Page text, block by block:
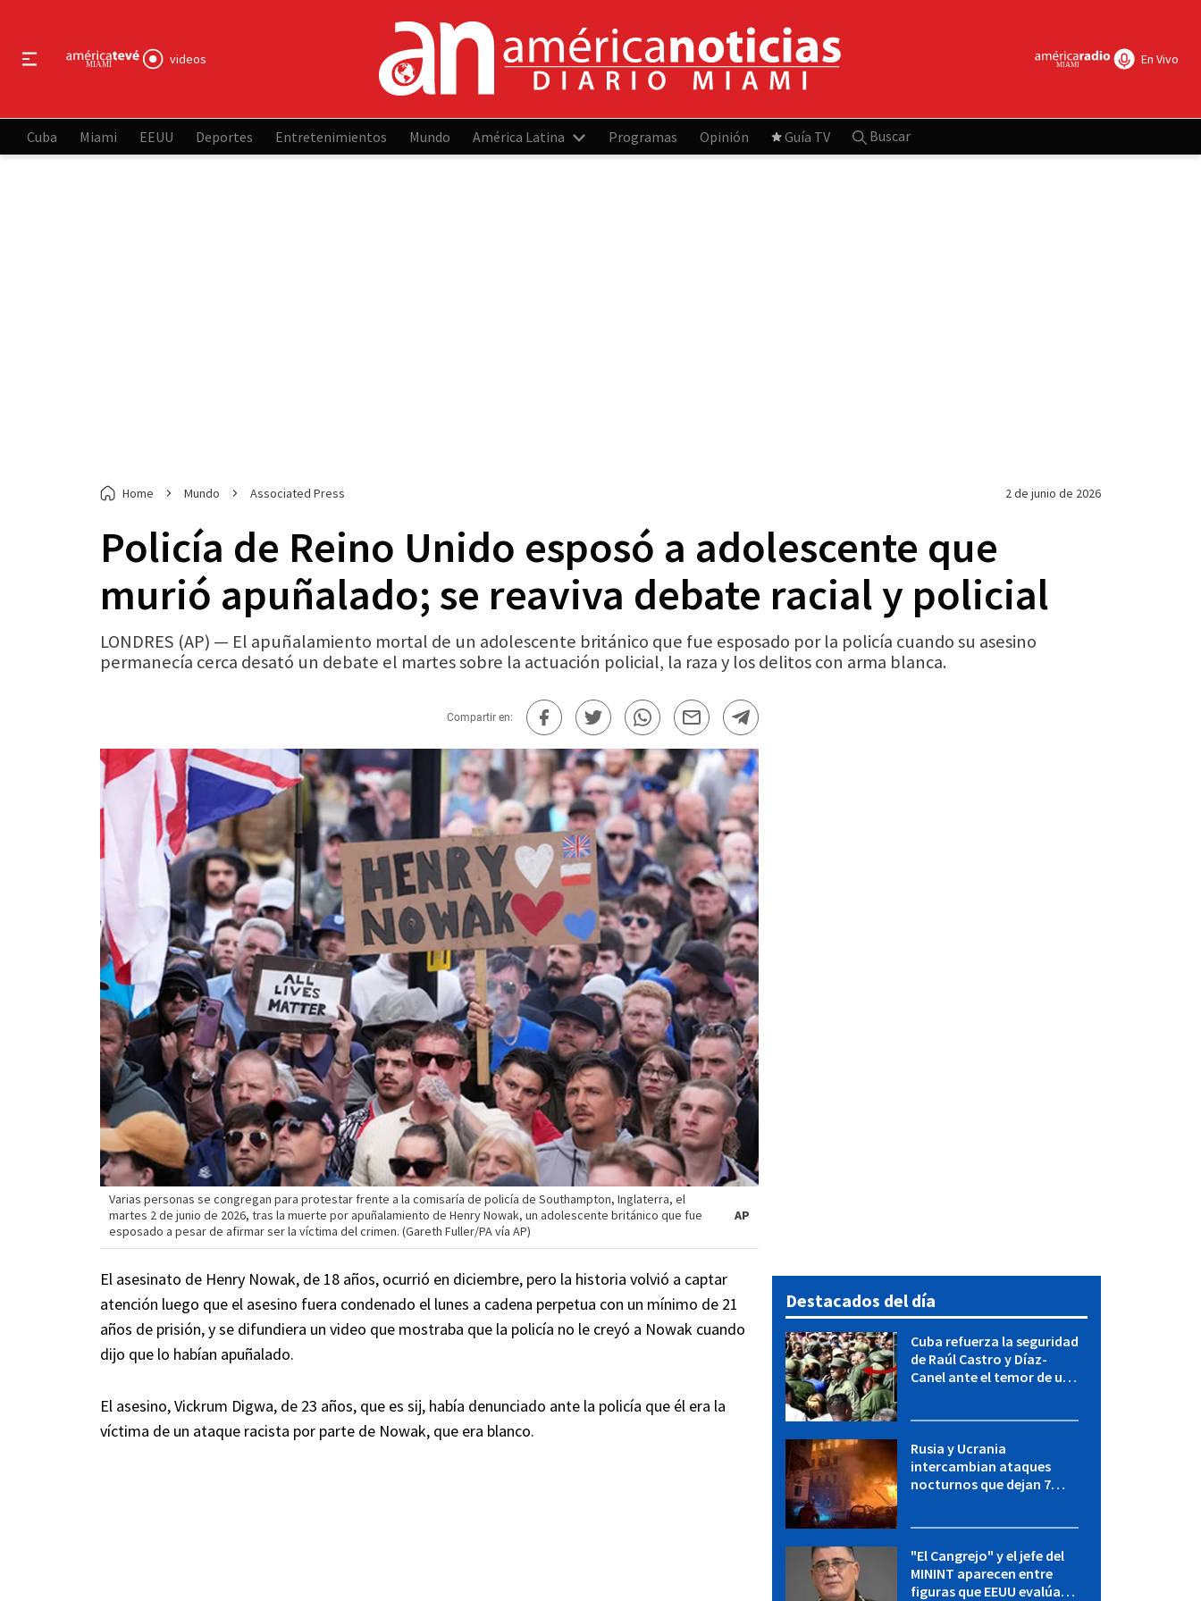
videos En Vivo
Cuba Miami EEUU Deportes Entretenimientos Mundo América Latina Programas Opinión Guía TV Buscar
Home Mundo Associated Press 2 de junio de 2026
Policía de Reino Unido esposó a adolescente que
murió apuñalado; se reaviva debate racial y policial
LONDRES (AP) — El apuñalamiento mortal de un adolescente británico que fue esposado por la policía cuando su asesino
permanecía cerca desató un debate el martes sobre la actuación policial, la raza y los delitos con arma blanca.
Compartir en:
Varias personas se congregan para protestar frente a la comisaría de policía de Southampton, Inglaterra, el
martes 2 de junio de 2026, tras la muerte por apuñalamiento de Henry Nowak, un adolescente británico que fue
esposado a pesar de afirmar ser la víctima del crimen. (Gareth Fuller/PA vía AP)
AP
El asesinato de Henry Nowak, de 18 años, ocurrió en diciembre, pero la historia volvió a captar
atención luego que el asesino fuera condenado el lunes a cadena perpetua con un mínimo de 21
años de prisión, y se difundiera un video que mostraba que la policía no le creyó a Nowak cuando
dijo que lo habían apuñalado.
El asesino, Vickrum Digwa, de 23 años, que es sij, había denunciado ante la policía que él era la
víctima de un ataque racista por parte de Nowak, que era blanco.
Destacados del día
Cuba refuerza la seguridad
de Raúl Castro y Díaz-
Canel ante el temor de una
Rusia y Ucrania
intercambian ataques
nocturnos que dejan 7
"El Cangrejo" y el jefe del
MININT aparecen entre
figuras que EEUU evalúa